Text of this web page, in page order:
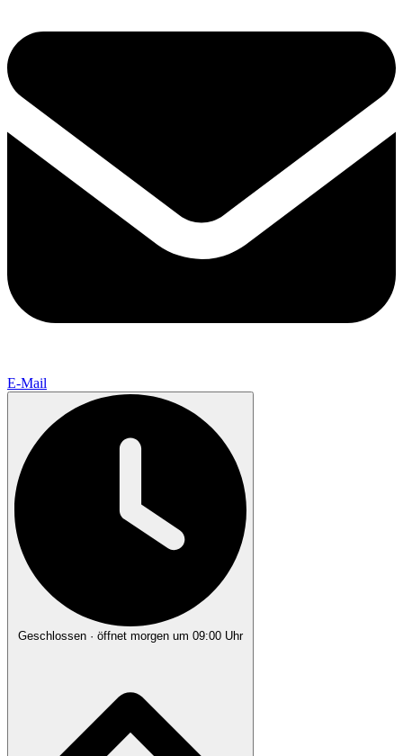
E-Mail
Geschlossen · öffnet morgen um 09:00 Uhr